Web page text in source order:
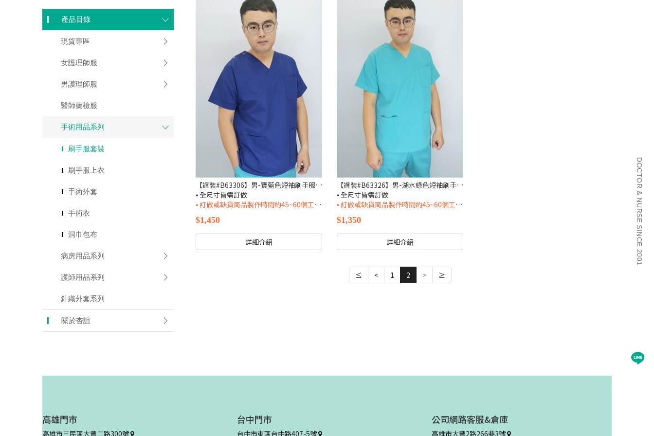
產品目錄
現貨專區
女護理師服
男護理師服
醫師藥檢服
手術用品系列
刷手服套裝
刷手服上衣
手術外套
手術衣
洞巾包布
病房用品系列
護師用品系列
針織外套系列
關於杏誼
【褲裝#B63306】男-寶藍色短袖刷手服套裝
⦁ 全尺寸皆需訂做
⦁ 訂做或缺貨商品製作時間約45~60個工作天(不含週六日及國定假日)
$1,450
詳細介紹
【褲裝#B63326】男-湖水綠色短袖刷手服套裝
⦁ 全尺寸皆需訂做
⦁ 訂做或缺貨商品製作時間約45~60個工作天(不含週六日及國定假日)
$1,350
詳細介紹
≤ < 1 2 > ≥
高雄門市
高雄市三民區大豐二路300號
台中門市
台中市東區台中路407-5號
公司網路客服&倉庫
高雄市大豐2路266巷3號
DOCTOR & NURSE SINCE 2001